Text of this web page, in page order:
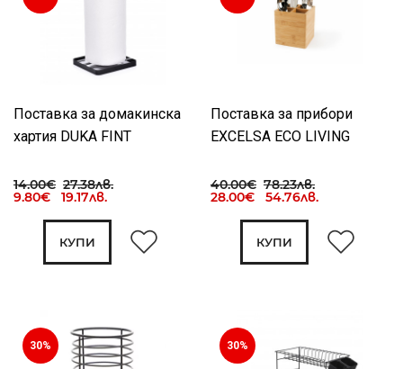
Поставка за домакинска
хартия DUKA FINT
14.00€ 27.38лв.
9.80€ 19.17лв.
КУПИ
Поставка за прибори
EXCELSA ECO LIVING
40.00€ 78.23лв.
28.00€ 54.76лв.
КУПИ
30% 30%